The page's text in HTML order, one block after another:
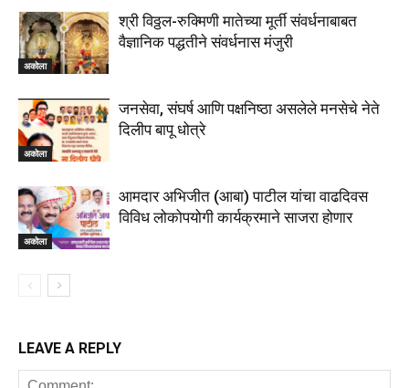
अकोला
श्री विठ्ठल-रुक्मिणी मातेच्या मूर्ती संवर्धनाबाबत
वैज्ञानिक पद्धतीने संवर्धनास मंजुरी
अकोला
जनसेवा, संघर्ष आणि पक्षनिष्ठा असलेले मनसेचे नेते
दिलीप बापू धोत्रे
अकोला
आमदार अभिजीत (आबा) पाटील यांचा वाढदिवस
विविध लोकोपयोगी कार्यक्रमाने साजरा होणार
LEAVE A REPLY